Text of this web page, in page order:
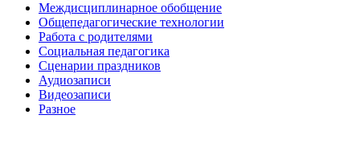
Междисциплинарное обобщение
Общепедагогические технологии
Работа с родителями
Социальная педагогика
Сценарии праздников
Аудиозаписи
Видеозаписи
Разное